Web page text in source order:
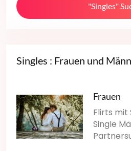
"Singles"
Singles : Frauen und
Frauen
Flirts mit
Single